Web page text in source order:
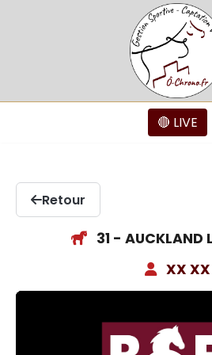
🔴 LIVE
Retour
31 - AUCKLAND
XX XX